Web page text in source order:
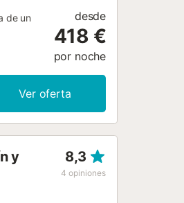
de un
desde
418 €
por noche
Ver oferta
y
8,3
4 opiniones